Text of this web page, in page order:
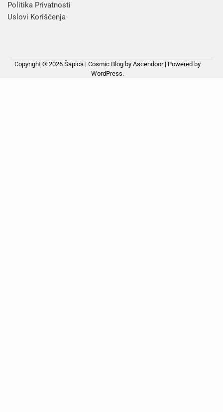
Politika Privatnosti
Uslovi Korišćenja
Copyright © 2026 Šapica | Cosmic Blog by Ascendoor| Powered by
WordPress.